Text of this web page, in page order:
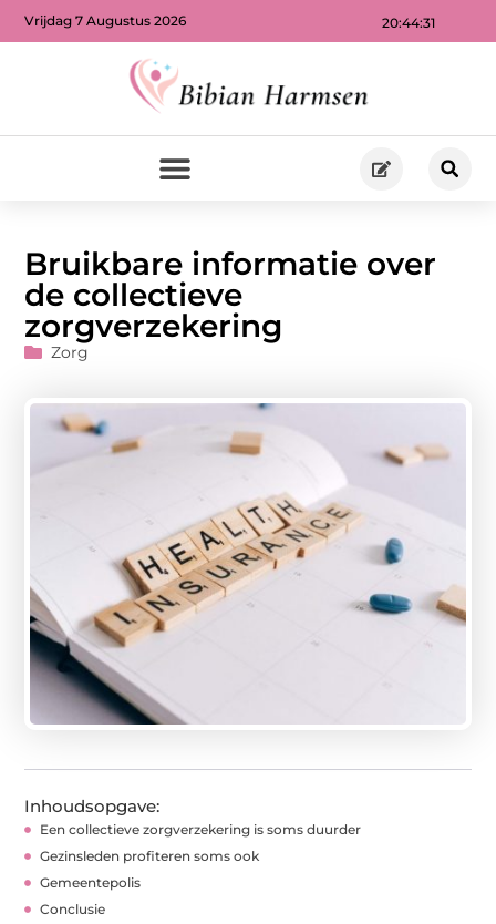
20:44:32
Vrijdag 7 Augustus 2026
Bruikbare informatie over
de collectieve
zorgverzekering
Zorg
Inhoudsopgave:
Een collectieve zorgverzekering is soms duurder
Gezinsleden profiteren soms ook
Gemeentepolis
Conclusie